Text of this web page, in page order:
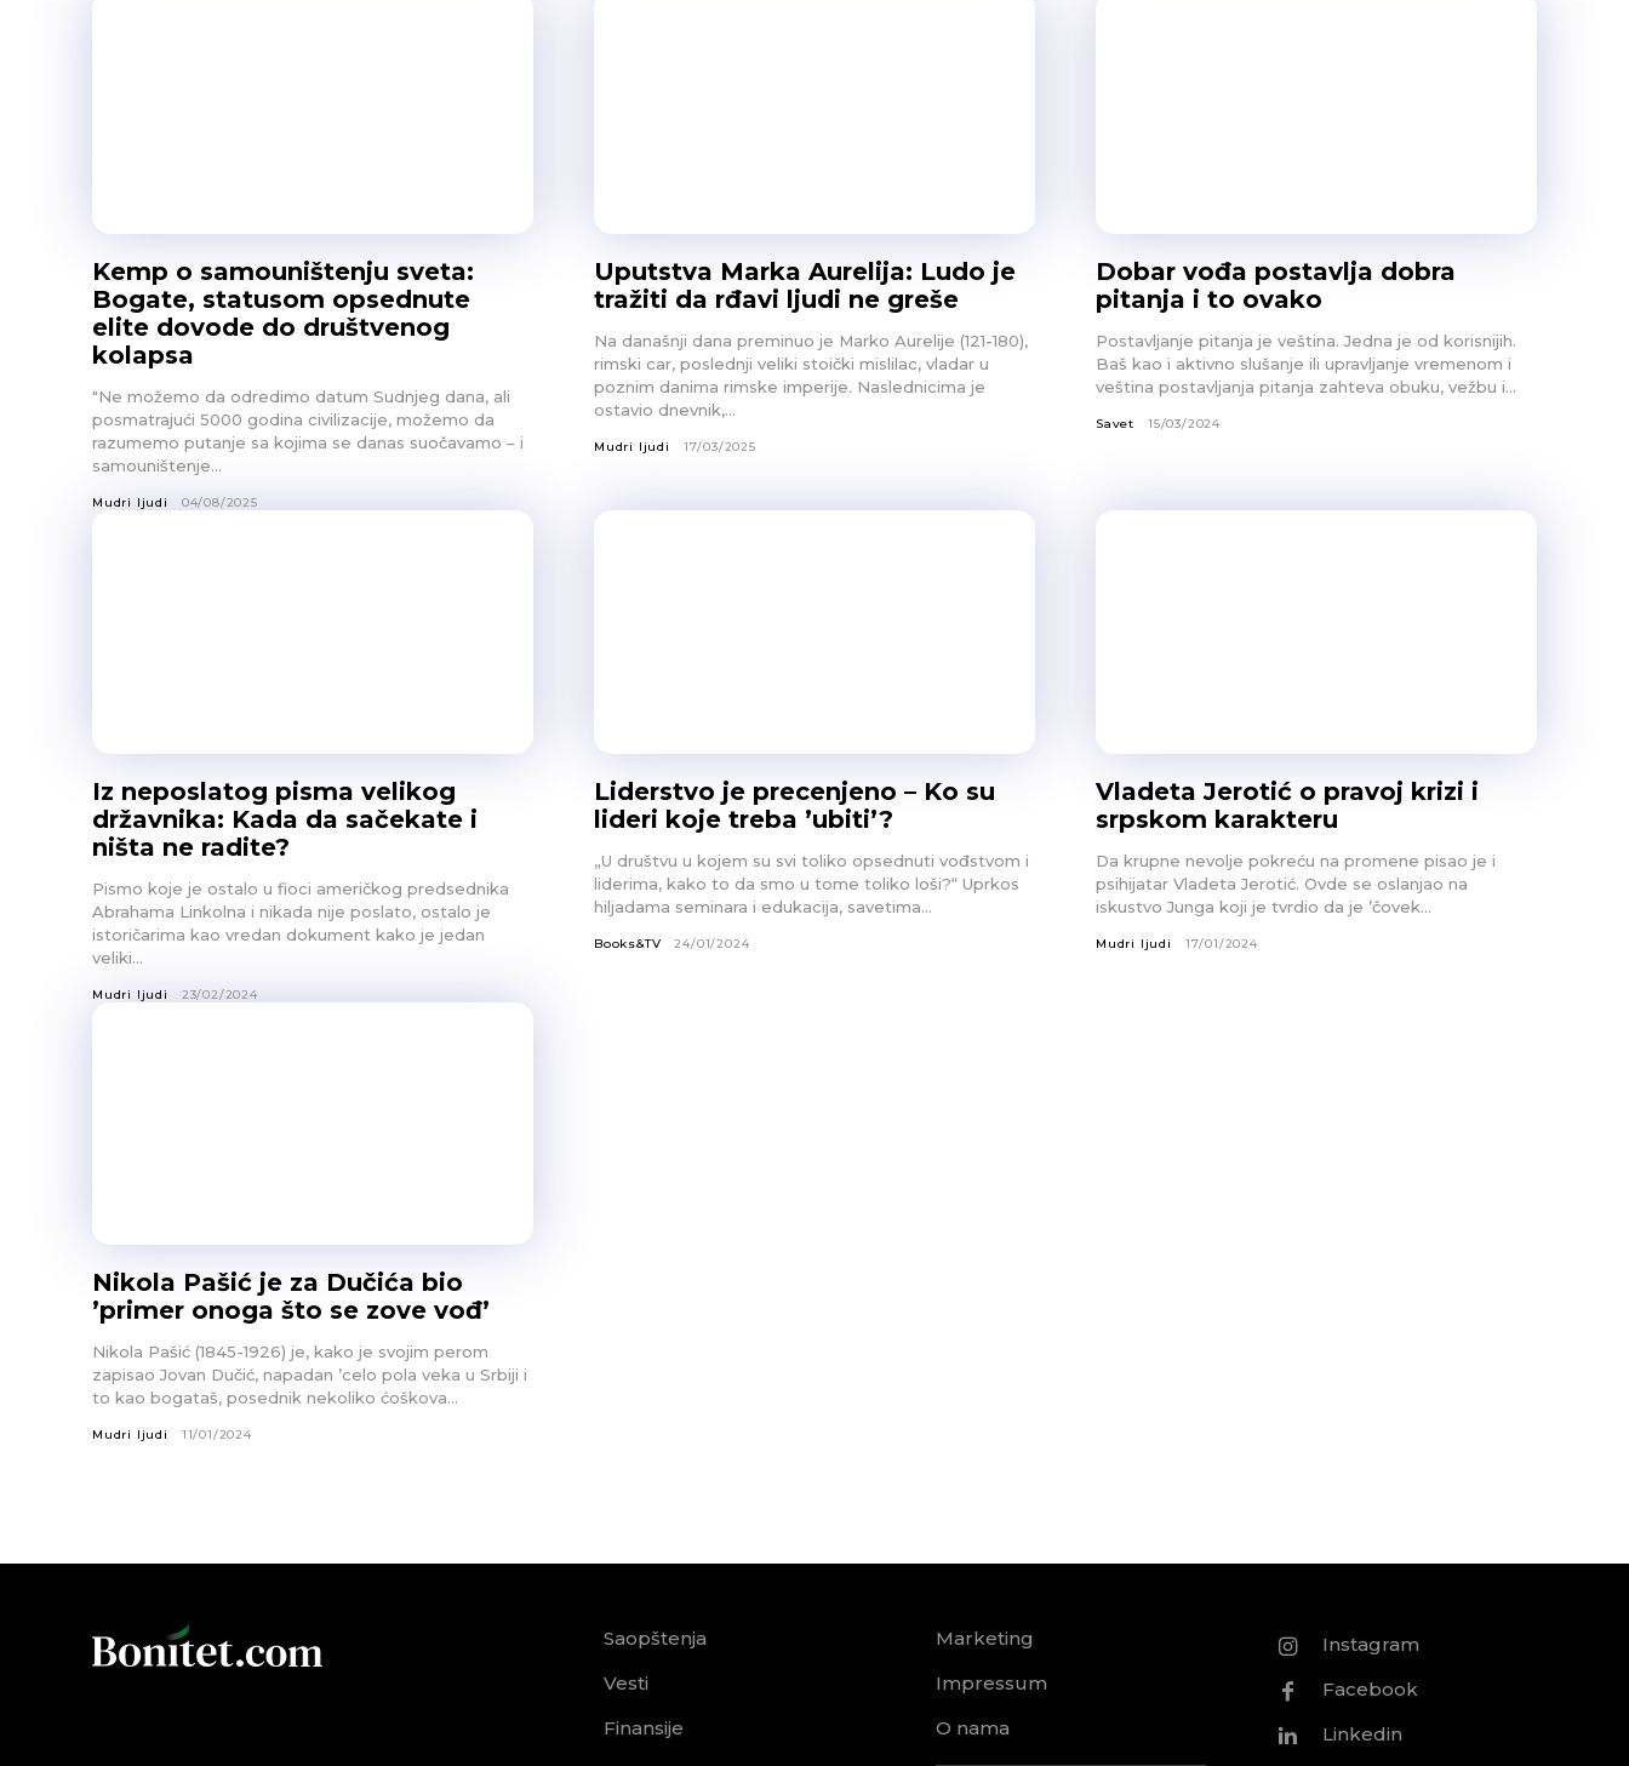
Kemp o samouništenju sveta:
Bogate, statusom opsednute
elite dovode do društvenog
kolapsa
"Ne možemo da odredimo datum Sudnjeg dana, ali
posmatrajući 5000 godina civilizacije, možemo da
razumemo putanje sa kojima se danas suočavamo – i
samouništenje...
Mudri ljudi 04/08/2025
Uputstva Marka Aurelija: Ludo je
tražiti da rđavi ljudi ne greše
Na današnji dana preminuo je Marko Aurelije (121-180),
rimski car, poslednji veliki stoički mislilac, vladar u
poznim danima rimske imperije. Naslednicima je
ostavio dnevnik,...
Mudri ljudi 17/03/2025
Dobar vođa postavlja dobra
pitanja i to ovako
Postavljanje pitanja je veština. Jedna je od korisnijih.
Baš kao i aktivno slušanje ili upravljanje vremenom i
veština postavljanja pitanja zahteva obuku, vežbu i...
Savet 15/03/2024
Iz neposlatog pisma velikog
državnika: Kada da sačekate i
ništa ne radite?
Pismo koje je ostalo u fioci američkog predsednika
Abrahama Linkolna i nikada nije poslato, ostalo je
istoričarima kao vredan dokument kako je jedan
veliki...
Mudri ljudi 23/02/2024
Liderstvo je precenjeno – Ko su
lideri koje treba ’ubiti’?
„U društvu u kojem su svi toliko opsednuti vođstvom i
liderima, kako to da smo u tome toliko loši?“ Uprkos
hiljadama seminara i edukacija, savetima...
Books&TV 24/01/2024
Vladeta Jerotić o pravoj krizi i
srpskom karakteru
Da krupne nevolje pokreću na promene pisao je i
psihijatar Vladeta Jerotić. Ovde se oslanjao na
iskustvo Junga koji je tvrdio da je ’čovek...
Mudri ljudi 17/01/2024
Nikola Pašić je za Dučića bio
’primer onoga što se zove vođ’
Nikola Pašić (1845-1926) je, kako je svojim perom
zapisao Jovan Dučić, napadan ’celo pola veka u Srbiji i
to kao bogataš, posednik nekoliko ćoškova...
Mudri ljudi 11/01/2024
Saopštenja
Vesti
Finansije
Marketing
Impressum
O nama
Instagram
Facebook
Linkedin